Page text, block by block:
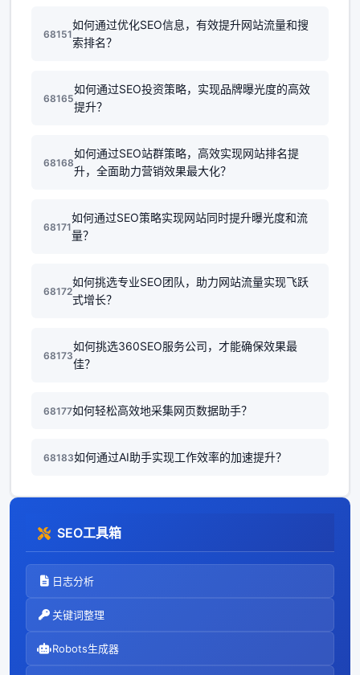
68151
如何通过优化SEO信息，有效提升网站流量和搜
索排名？
68165
如何通过SEO投资策略，实现品牌曝光度的高效
提升？
68168
如何通过SEO站群策略，高效实现网站排名提
升，全面助力营销效果最大化？
68171
如何通过SEO策略实现网站同时提升曝光度和流
量？
68172
如何挑选专业SEO团队，助力网站流量实现飞跃
式增长？
68173
如何挑选360SEO服务公司，才能确保效果最
佳？
68177如何轻松高效地采集网页数据助手？
68183如何通过AI助手实现工作效率的加速提升？
SEO工具箱
日志分析
关键词整理
Robots生成器